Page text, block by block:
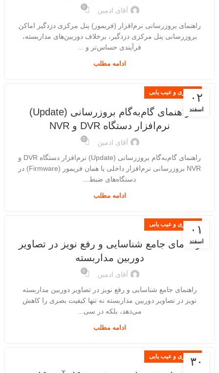
آقای ادمین 0
راهنمای بروزرسانی نرم‌افزار (فریمور) پنل مرکزی دزدگیر اماکن
بروزرسانی پنل مرکزی دزدگیر، برخلاف دوربین‌های مداربسته،
فرآیندی حساس‌تر و ...
ادامه مطلب
۰۲
اسفند
نگهداری و عیب یابی
راهنمای گام‌به‌گام بروزرسانی (Update)
نرم‌افزار دستگاه DVR و NVR
آقای ادمین 0
راهنمای گام‌به‌گام بروزرسانی (Update) نرم‌افزار دستگاه DVR و
NVR بروزرسانی نرم‌افزار داخلی یا همان فریمور (Firmware) در
دستگاه‌های ضبط...
ادامه مطلب
۰۱
اسفند
نگهداری و عیب یابی
راهنمای جامع شناسایی و رفع نویز در تصاویر
دوربین مداربسته
آقای ادمین 0
راهنمای جامع شناسایی و رفع نویز در تصاویر دوربین مداربسته
نویز در تصاویر دوربین مداربسته نه تنها کیفیت بصری را کاهش
می‌دهد، بلکه در سی...
ادامه مطلب
۳۰نگهداری و عیب یابی